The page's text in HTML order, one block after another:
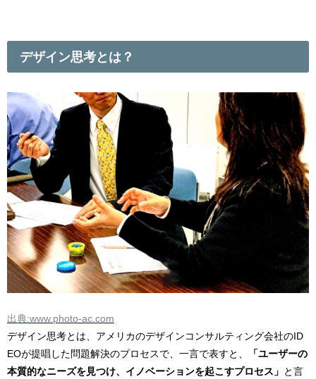
デザイン思考とは？
出典:www.photo-ac.com
デザイン思考とは、アメリカのデザインコンサルティング会社のID
EOが提唱した問題解決のプロセスで、一言で表すと、
「ユーザーの
本質的なニーズを見つけ、イノベーションを起こすプロセス」
と言